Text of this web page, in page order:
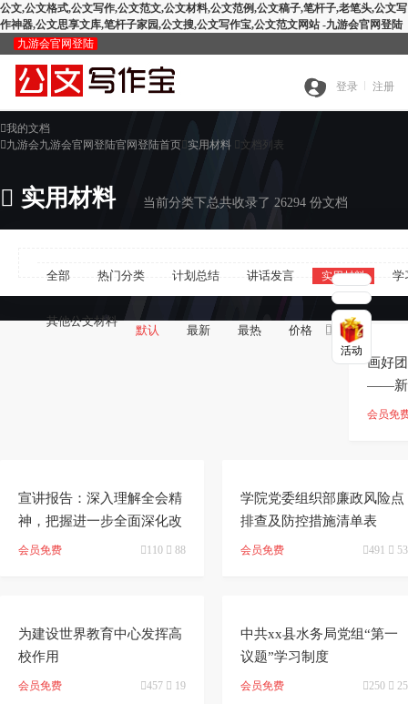
公文,公文格式,公文写作,公文范文,公文材料,公文范例,公文稿子,笔杆子,老笔头,公文写
作神器,公文思享文库,笔杆子家园,公文搜,公文写作宝,公文范文网站 -九游会官网登陆
九游会官网登陆
登录 注册
游
重
公
神
校
能
写
入
员
我的文档
九游会九游会官网登陆官网登陆首页实用材料  文档列表
 实用材料 当前分类下总共收录了 26294 份文档
全部 热门分类 计划总结 讲话发言 实用材料 学
其他公文材料
默认 最新 最热 价格 

画好
——新
政协
会员免
宣讲报告：深入理解全会精
神，把握进一步全面深化改
革任务部署、落实各项改革
会员免费  110  88
学院党委组织部廉政风险点
排查及防控措施清单表
会员免费 491  53
为建设世界教育中心发挥高
校作用
会员免费 457  19
中共xx县水务局党组“第一
议题”学习制度
会员免费 250  25
活动